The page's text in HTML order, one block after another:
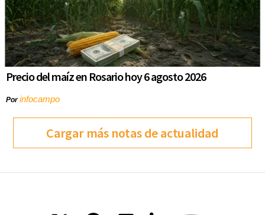
Precio del maíz en Rosario hoy 6 agosto 2026
Porinfocampo
Cargar más notas de actualidad